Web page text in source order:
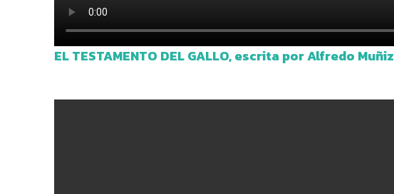
EL TESTAMENTO DEL GALLO, escrita por Alfredo Muñiz